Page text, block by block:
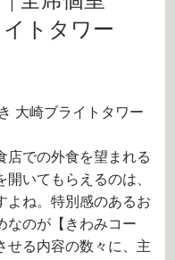
トタワー
大崎ブライトタワー
店での外食を望まれる
いてもらえるのは、
よね。特別感のあるお
なのが【きわみコー
せる内容の数々に、主